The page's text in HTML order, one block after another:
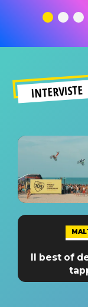
significato
INTERVISTE
Il best of